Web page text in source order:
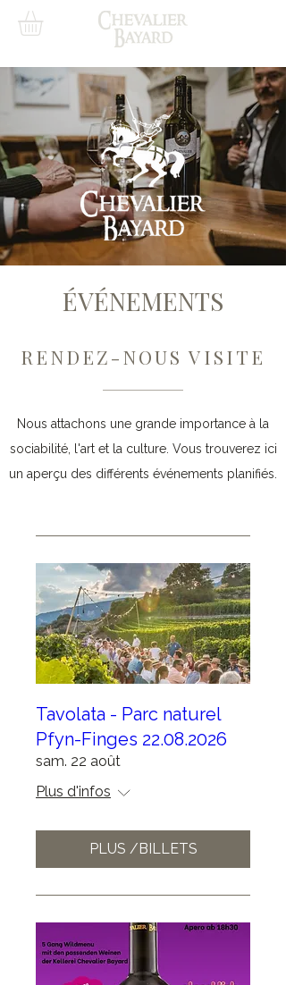
ÉVÉNEMENTS
RENDEZ-NOUS VISITE
Nous attachons une grande importance à la
sociabilité, l'art et la culture. Vous trouverez ici
un aperçu des différents événements planifiés.
Tavolata - Parc naturel
Pfyn-Finges 22.08.2026
sam. 22 août
Plus d'infos
PLUS /BILLETS